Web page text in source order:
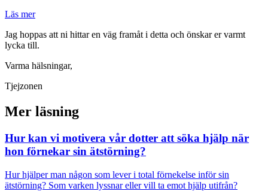
Läs mer
Jag hoppas att ni hittar en väg framåt i detta och önskar er varmt
lycka till.
Varma hälsningar,
Tjejzonen
Mer läsning
Hur kan vi motivera vår dotter att söka hjälp när
hon förnekar sin ätstörning?
Hur hjälper man någon som lever i total förnekelse inför sin
ätstörning? Som varken lyssnar eller vill ta emot hjälp utifrån?